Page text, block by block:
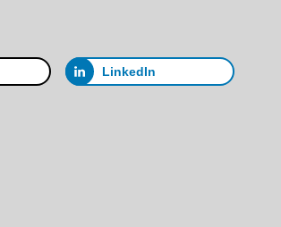
LinkedIn